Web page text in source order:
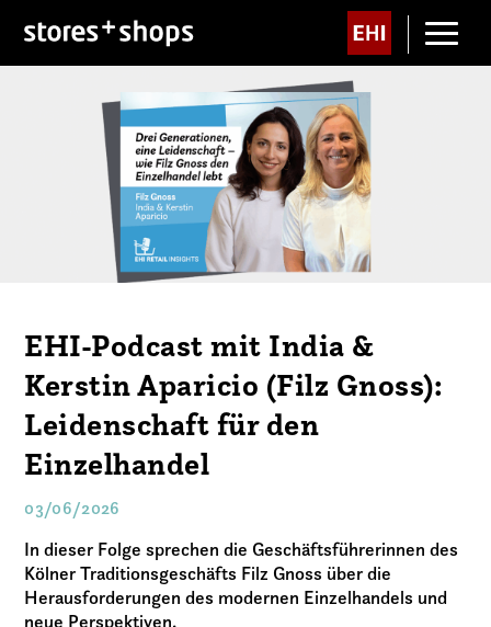
EHI-Podcast mit India &
Kerstin Aparicio (Filz Gnoss):
Leidenschaft für den
Einzelhandel
03/06/2026
In dieser Folge sprechen die Geschäftsführerinnen des
Kölner Traditionsgeschäfts Filz Gnoss über die
Herausforderungen des modernen Einzelhandels und
neue Perspektiven.